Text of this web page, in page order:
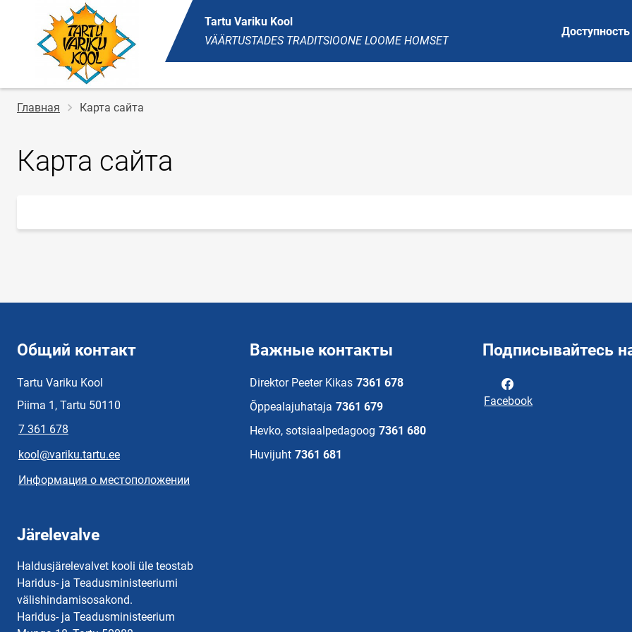
Tartu Variku Kool
VÄÄRTUSTADES TRADITSIOONE LOOME HOMSET
Доступность
Строка
Главная Карта сайта
Карта сайта
Общий контакт
Tartu Variku Kool
Piima 1, Tartu 50110
7 361 678
kool@variku.tartu.ee
Информация о местоположении
Важные контакты
Direktor Peeter Kikas 7361 678
Õppealajuhataja 7361 679
Hevko, sotsiaalpedagoog 7361 680
Huvijuht 7361 681
Подписывайтесь
Facebook
Järelevalve
Haldusjärelevalvet kooli üle teostab
Haridus- ja Teadusministeeriumi
välishindamisosakond.
Haridus- ja Teadusministeerium